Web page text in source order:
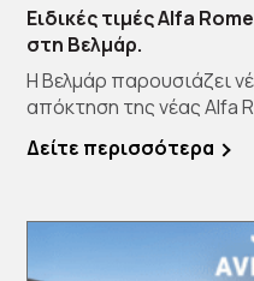
Ειδικές τιμές Alfa
στη Βελμάρ.
Η Βελμάρ παρουσιάζει
απόκτηση της νέας Alfa
Δείτε περισσότερα